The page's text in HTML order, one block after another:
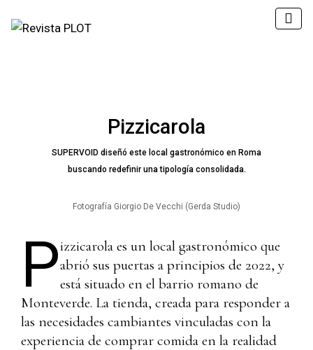
Pizzicarola
SUPERVOID diseñó este local gastronómico en Roma
buscando redefinir una tipología consolidada.
Fotografía Giorgio De Vecchi (Gerda Studio)
Pizzicarola es un local gastronómico que
abrió sus puertas a principios de 2022, y
está situado en el barrio romano de
Monteverde. La tienda, creada para responder a
las necesidades cambiantes vinculadas con la
experiencia de comprar comida en la realidad